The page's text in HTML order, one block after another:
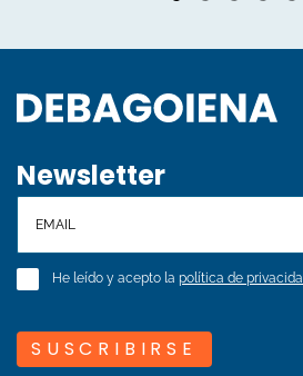
Newsletter
He leído y acepto la política de
SUSCRIBIRSE